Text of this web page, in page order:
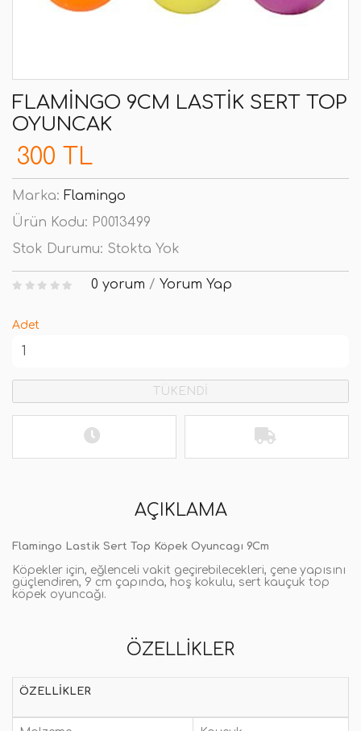
FLAMINGO 9CM LASTIK SERT TOP
OYUNCAK
300 TL
Marka: Flamingo
Ürün Kodu: P0013499
Stok Durumu: Stokta Yok
0 yorum / Yorum Yap
Adet
TÜKENDİ
AÇIKLAMA
Flamingo Lastik Sert Top Köpek Oyuncagı 9Cm
Köpekler için, eğlenceli vakit geçirebilecekleri, çene yapısını
güçlendiren, 9 cm çapında, hoş kokulu, sert kauçuk top
köpek oyuncağı.
ÖZELLIKLER
ÖZELLIKLER